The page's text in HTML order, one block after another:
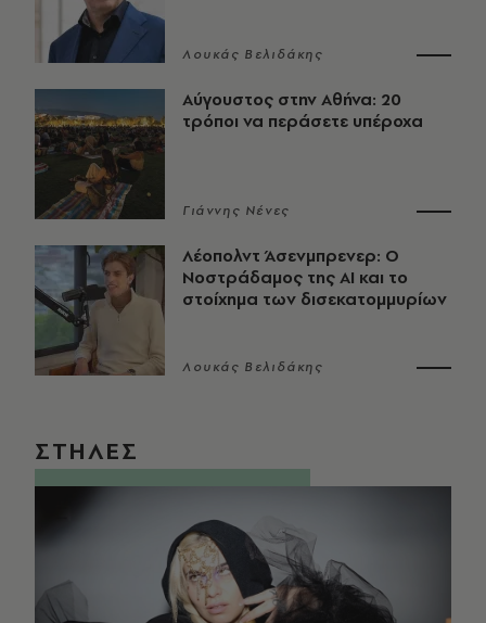
Λουκάς Βελιδάκης
Αύγουστος στην Αθήνα: 20
τρόποι να περάσετε υπέροχα
Γιάννης Νένες
Λέοπολντ Άσενμπρενερ: Ο
Νοστράδαμος της AI και το
στοίχημα των δισεκατομμυρίων
Λουκάς Βελιδάκης
ΣΤΗΛΕΣ